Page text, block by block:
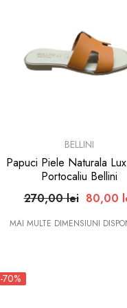
BELLINI
Papuci Piele Naturala
Portocaliu Bellini
270,00 lei 80,00
MAI MULTE DIMENSIUNI
-70%